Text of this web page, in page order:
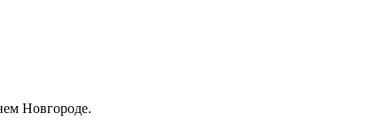
Новгороде.